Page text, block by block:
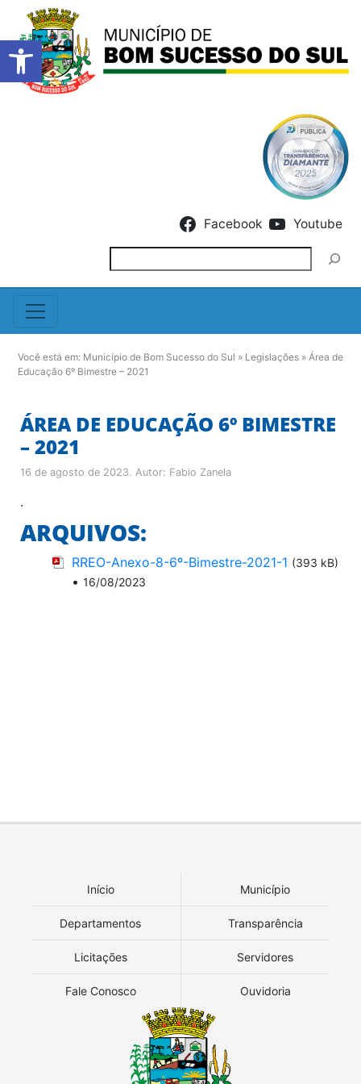
Barra de Ferramentas
Facebook Youtube
Você está em: Município de Bom Sucesso do Sul » Legislações » Área de
Educação 6º Bimestre – 2021
ÁREA DE EDUCAÇÃO 6º BIMESTRE
– 2021
16 de agosto de 2023. Autor: Fabio Zanela
.
ARQUIVOS:
RREO-Anexo-8-6º-Bimestre-2021-1 (393 kB)
• 16/08/2023
Início Município
Departamentos Transparência
Licitações Servidores
Fale Conosco Ouvidoria